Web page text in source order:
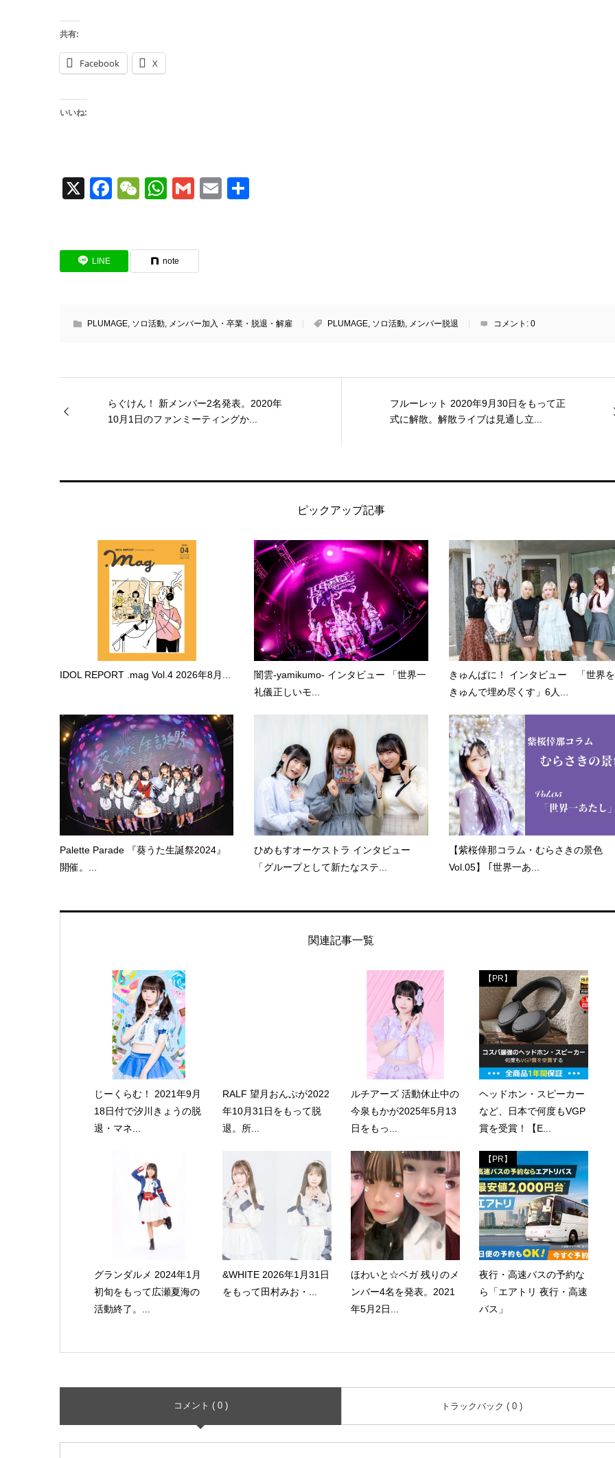
共有:
Facebook X
いいね:
X Facebook
WeChat
WhatsApp
GmailEmail
LINE note
PLUMAGE ソロ活動 メンバー加入・卒業・脱退・解雇 PLUMAGE ソロ活動 メンバー脱退 コメント: 0
らぐけん！ 新メンバー2名発表。2020年
10月1日のファンミーティングか...
フルーレット 2020年9月30日をもって正
式に解散。解散ライブは見通し立...
ピックアップ記事
IDOL REPORT .mag Vol.4 2026年8月...
闇雲-yamikumo- インタビュー 「世界一
礼儀正しいモ...
きゅんぱに！ インタビュー 「世界を
きゅんで埋め尽くす」6人...
Palette Parade 『葵うた生誕祭2024』
開催。...
ひめもすオーケストラ インタビュー
「グループとして新たなステ...
【紫桜倖那コラム・むらさきの景色
Vol.05】 ｢世界一あ...
関連記事一覧
じーくらむ！ 2021年9月
18日付で汐川きょうの脱
退・マネ...
RALF 望月おんぷが2022
年10月31日をもって脱
退。所...
ルチアーズ 活動休止中の
今泉もかが2025年5月13
日をもっ...
【PR】
ヘッドホン・スピーカー
など、日本で何度もVGP
賞を受賞！【E...
グランダルメ 2024年1月
初旬をもって広瀬夏海の
活動終了。...
&WHITE 2026年1月31日
をもって田村みお・...
ほわいと☆ベガ 残りのメ
ンバー4名を発表。2021
年5月2日...
【PR】
夜行・高速バスの予約な
ら「エアトリ 夜行・高速
バス」
コメント ( 0 ) トラックバック ( 0 )